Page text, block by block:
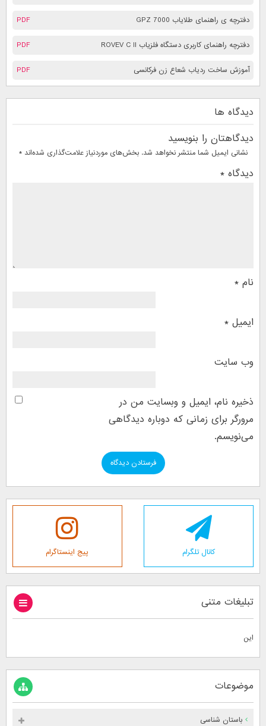
PDF دفترچه ی راهنمای طلایاب 7000 GPZ
PDF دفترچه راهنمای کاربری دستگاه فلزیاب ROVEV C II
PDF آموزش ساخت ردیاب شعاع زن فرکانسی
دیدگاه ها
دیدگاهتان را بنویسید
نشانی ایمیل شما منتشر نخواهد شد. بخش‌های موردنیاز علامت‌گذاری شده‌اند*
دیدگاه *
نام *
ایمیل *
وب‌ سایت
ذخیره نام، ایمیل و وبسایت من در
مرورگر برای زمانی که دوباره دیدگاهی
می‌نویسم.
کانال تلگرام پیج اینستاگرام
تبلیغات متنی
این
موضوعات
باستان شناسی